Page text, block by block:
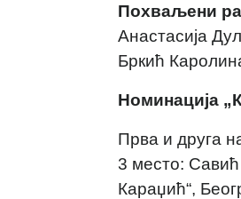
Похваљени
Анастасија
Бркић
Номинација
Прва и друга
3 место:
Караџић“,